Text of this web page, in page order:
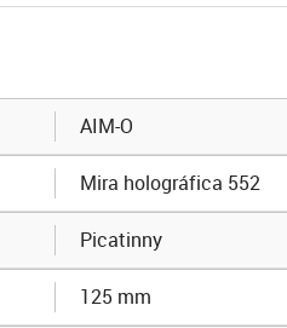
AIM-O
Mira holográfica 552
Picatinny
125 mm